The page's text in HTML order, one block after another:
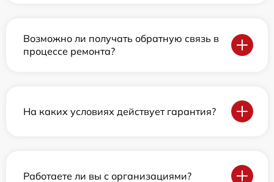
Возможно ли получать обратную связь в
процессе ремонта?
На каких условиях действует гарантия?
Работаете ли вы с организациями?